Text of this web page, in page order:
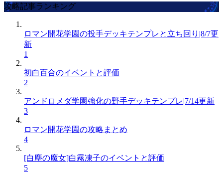
攻略記事ランキング
ロマン開花学園の投手デッキテンプレと立ち回り|8/7更
新
1
初白百合のイベントと評価
2
アンドロメダ学園強化の野手デッキテンプレ|7/14更新
3
ロマン開花学園の攻略まとめ
4
[白塵の魔女]白霧凍子のイベントと評価
5